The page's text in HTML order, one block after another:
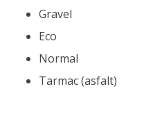
Gravel
Eco
Normal
Tarmac (asfalt)